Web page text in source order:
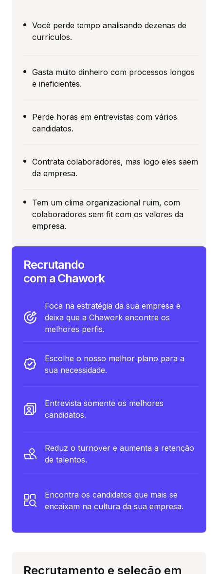
Você perde tempo analisando dezenas de
currículos.
Gasta muito dinheiro com processos longos
e ineficientes.
Perde horas em entrevistas com vários
candidatos.
Contrata colaboradores, mas logo eles saem
da empresa.
Tem um clima organizacional ruim, com
colaboradores sem fit com os valores da
empresa.
Recrutando
com a Chawork
Foca na estratégia da sua empresa e
deixa que a Chawork encontre os
melhores perfis.
Escolhe o nosso melhor plano para a
sua necessidade.
Entrevista somente os melhores
candidatos.
Reduz o turnover e aumenta a retenção
de talentos.
Encontra os candidatos que mais se
encaixam na cultura da sua empresa.
Recrutamento e seleção em